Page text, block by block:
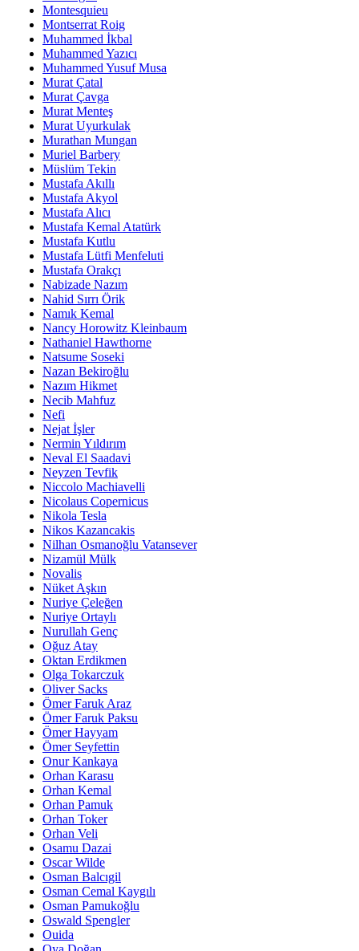
Montesquieu
Montserrat Roig
Muhammed İkbal
Muhammed Yazıcı
Muhammed Yusuf Musa
Murat Çatal
Murat Çavga
Murat Menteş
Murat Uyurkulak
Murathan Mungan
Muriel Barbery
Müslüm Tekin
Mustafa Akıllı
Mustafa Akyol
Mustafa Alıcı
Mustafa Kemal Atatürk
Mustafa Kutlu
Mustafa Lütfi Menfeluti
Mustafa Orakçı
Nabizade Nazım
Nahid Sırrı Örik
Namık Kemal
Nancy Horowitz Kleinbaum
Nathaniel Hawthorne
Natsume Soseki
Nazan Bekiroğlu
Nazım Hikmet
Necib Mahfuz
Nefi
Nejat İşler
Nermin Yıldırım
Neval El Saadavi
Neyzen Tevfik
Niccolo Machiavelli
Nicolaus Copernicus
Nikola Tesla
Nikos Kazancakis
Nilhan Osmanoğlu Vatansever
Nizamül Mülk
Novalis
Nüket Aşkın
Nuriye Çeleğen
Nuriye Ortaylı
Nurullah Genç
Oğuz Atay
Oktan Erdikmen
Olga Tokarczuk
Oliver Sacks
Ömer Faruk Araz
Ömer Faruk Paksu
Ömer Hayyam
Ömer Seyfettin
Onur Kankaya
Orhan Karasu
Orhan Kemal
Orhan Pamuk
Orhan Toker
Orhan Veli
Osamu Dazai
Oscar Wilde
Osman Balcıgil
Osman Cemal Kaygılı
Osman Pamukoğlu
Oswald Spengler
Ouida